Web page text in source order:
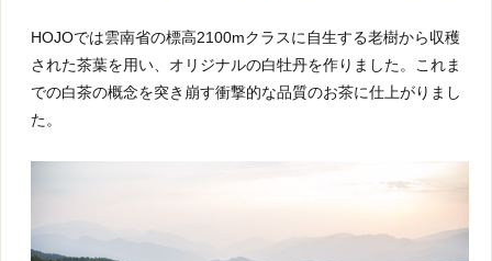
HOJOでは雲南省の標高2100mクラスに自生する老樹から収穫
された茶葉を用い、オリジナルの白牡丹を作りました。これま
での白茶の概念を突き崩す衝撃的な品質のお茶に仕上がりまし
た。